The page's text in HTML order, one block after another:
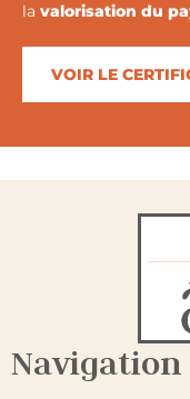
la valorisation du
VOIR LE
Navigation